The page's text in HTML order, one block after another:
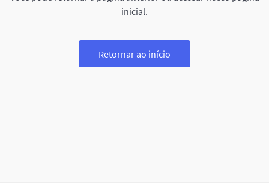
inicial.
Retornar ao início